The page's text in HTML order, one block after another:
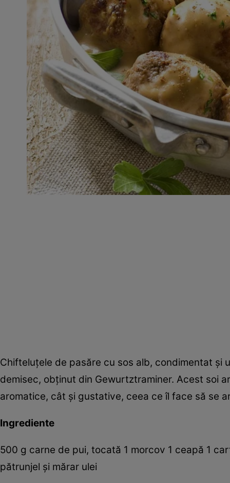
Chifteluţele de pasăre cu sos alb, condimentat şi
demisec, obţinut din Gewurtztraminer. Acest soi
aromatice, cât şi gustative, ceea ce îl face să se
Ingrediente
500 g carne de pui, tocată 1 morcov 1 ceapă 1
pătrunjel şi mărar ulei